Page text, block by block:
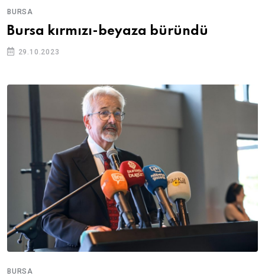
BURSA
Bursa kırmızı-beyaza büründü
29.10.2023
BURSA